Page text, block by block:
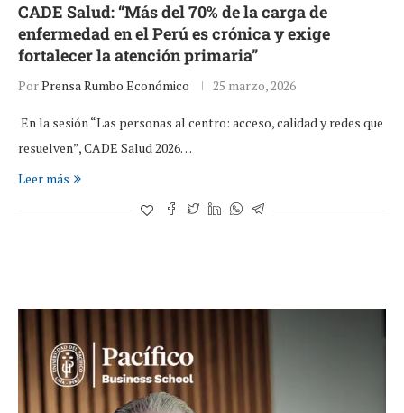
CADE Salud: “Más del 70% de la carga de
enfermedad en el Perú es crónica y exige
fortalecer la atención primaria”
PorPrensa Rumbo Económico 25 marzo, 2026
En la sesión “Las personas al centro: acceso, calidad y redes que
resuelven”, CADE Salud 2026…
Leer más